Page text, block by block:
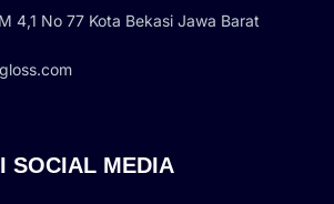
4,1 No 77 Kota Bekasi Jawa Barat
SOCIAL MEDIA